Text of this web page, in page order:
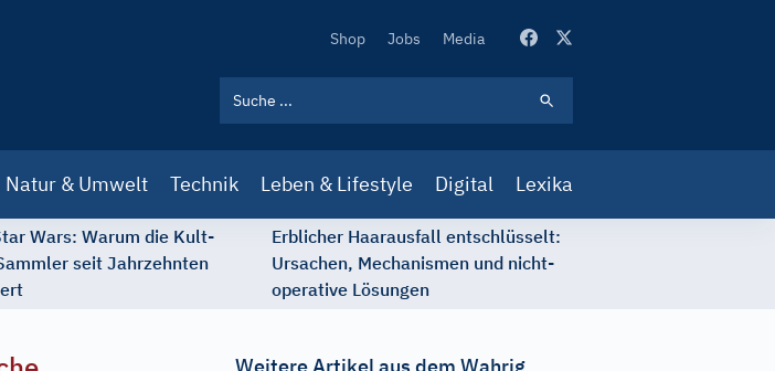
Secondary
Shop Jobs Media
Natur & Umwelt Technik Leben & Lifestyle Digital Lexika
Wars: Warum die Kult-
seit Jahrzehnten
Erblicher Haarausfall entschlüsselt:
Ursachen, Mechanismen und nicht-
operative Lösungen